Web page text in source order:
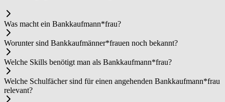
Was macht ein Bank­kauf­man­n*frau?
Worunter sind Bank­kauf­män­ner*frau­en noch bekannt?
Welche Skills benötigt man als Bank­kauf­man­n*frau?
Welche Schulfächer sind für einen angehenden Bank­kauf­man­n*frau
relevant?